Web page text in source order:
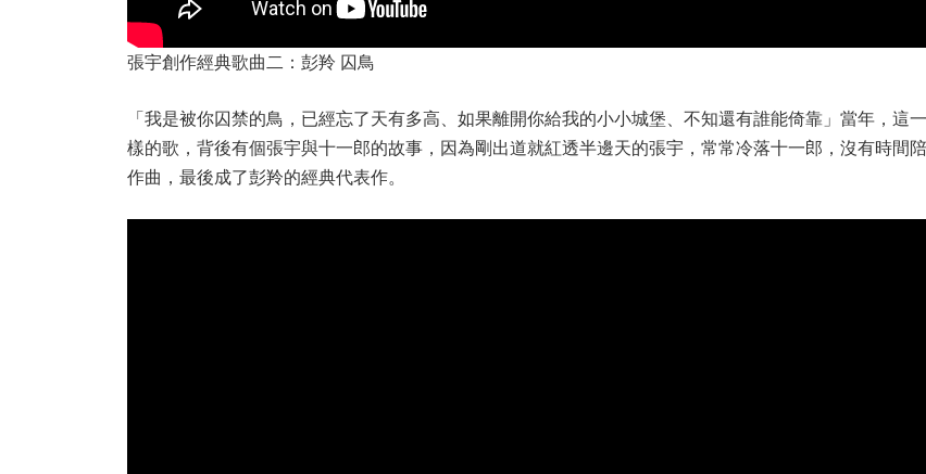
張宇創作經典歌曲二：彭羚 囚鳥
「我是被你囚禁的鳥，已經忘了天有多高、如果離開你給我的小小城堡、不知還有誰能倚靠」當年，
樣的歌，背後有個張宇與十一郎的故事，因為剛出道就紅透半邊天的張宇，常常冷落十一郎，沒有時間
作曲，最後成了彭羚的經典代表作。